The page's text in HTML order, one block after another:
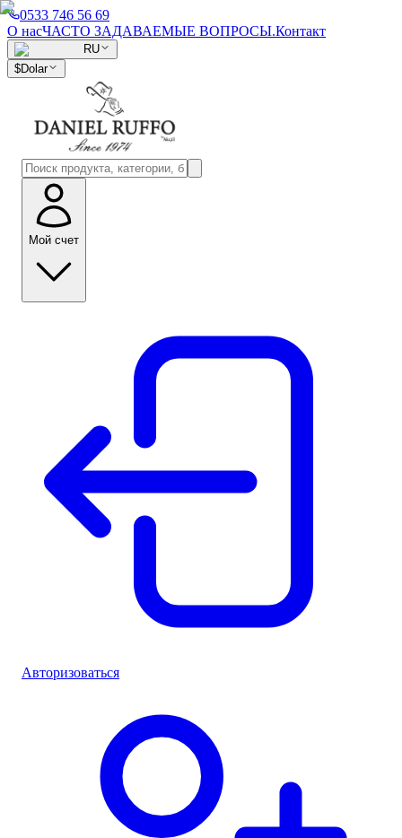
0533 746 56 69
О насЧАСТО ЗАДАВАЕМЫЕ ВОПРОСЫ.Контакт
RU
$Dolar
Мой счет
Авторизоваться